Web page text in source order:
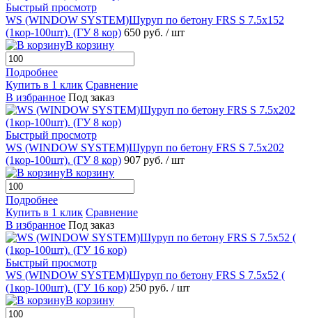
Быстрый просмотр
WS (WINDOW SYSTEM)Шуруп по бетону FRS S 7.5х152
(1кор-100шт). (ГУ 8 кор) 650 руб. / шт
В корзину
Подробнее
Купить в 1 клик Сравнение
В избранное Под заказ
Быстрый просмотр
WS (WINDOW SYSTEM)Шуруп по бетону FRS S 7.5х202
(1кор-100шт). (ГУ 8 кор) 907 руб. / шт
В корзину
Подробнее
Купить в 1 клик Сравнение
В избранное Под заказ
Быстрый просмотр
WS (WINDOW SYSTEM)Шуруп по бетону FRS S 7.5х52 (
(1кор-100шт). (ГУ 16 кор) 250 руб. / шт
В корзину